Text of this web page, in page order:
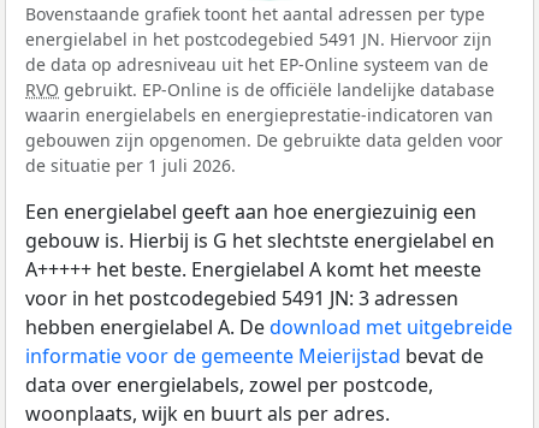
Bovenstaande grafiek toont het aantal adressen per type
energielabel in het postcodegebied 5491 JN. Hiervoor zijn
de data op adresniveau uit het EP-Online systeem van de
RVO gebruikt. EP-Online is de officiële landelijke database
waarin energielabels en energieprestatie-indicatoren van
gebouwen zijn opgenomen. De gebruikte data gelden voor
de situatie per 1 juli 2026.
Een energielabel geeft aan hoe energiezuinig een
gebouw is. Hierbij is G het slechtste energielabel en
A+++++ het beste. Energielabel A komt het meeste
voor in het postcodegebied 5491 JN: 3 adressen
hebben energielabel A. Dedownload met uitgebreide
informatie voor de gemeente Meierijstad bevat de
data over energielabels, zowel per postcode,
woonplaats, wijk en buurt als per adres.